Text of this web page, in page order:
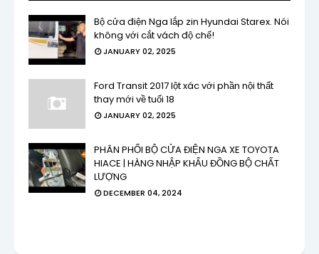
Bộ cửa điện Nga lắp zin Hyundai Starex. Nói
không với cắt vách độ chế!
JANUARY 02, 2025
Ford Transit 2017 lột xác với phần nội thất
thay mới về tuổi 18
JANUARY 02, 2025
PHÂN PHỐI BỘ CỬA ĐIỆN NGA XE TOYOTA
HIACE | HÀNG NHẬP KHẨU ĐỒNG BỘ CHẤT
LƯỢNG
DECEMBER 04, 2024